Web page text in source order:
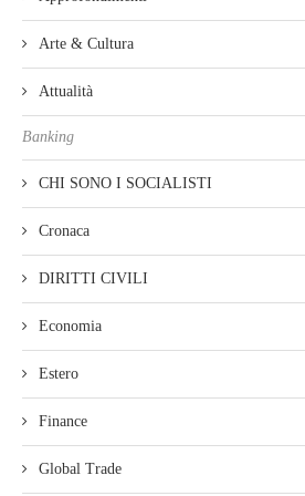
Arte & Cultura
Attualità
Banking
CHI SONO I SOCIALISTI
Cronaca
DIRITTI CIVILI
Economia
Estero
Finance
Global Trade